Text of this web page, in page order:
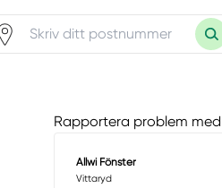
Rapportera problem
Allwi Fönster
Vittaryd